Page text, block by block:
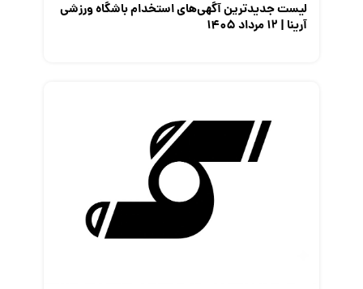
لیست جدیدترین آگهی‌های استخدام باشگاه ورزشی
آرینا | ۱۲ مرداد ۱۴۰۵